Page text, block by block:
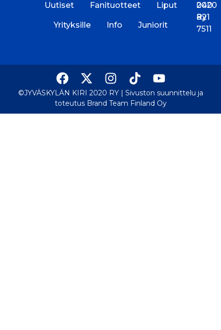
Uutiset Fanituotteet Liput
Yrityksille Info Juniorit
2020
Ry
040
821
7511
©JYVÄSKYLÄN KIRI 2020 RY | Sivuston suunnittelu ja
toteutus Brand Team Finland Oy